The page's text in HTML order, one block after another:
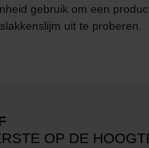
gebruik om een
uit te proberen.
OP DE